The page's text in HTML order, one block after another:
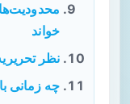
محدودیت‌ها
خواند
نظر
چه زمانی